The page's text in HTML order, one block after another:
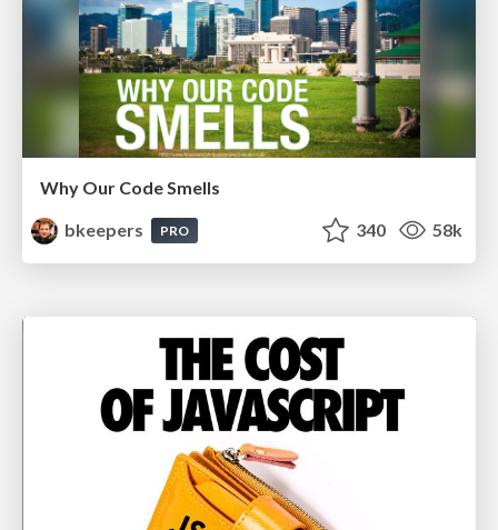
Why Our Code Smells
bkeepers
PRO 340 58k